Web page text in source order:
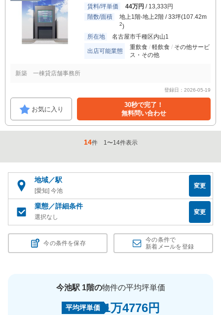
賃料/坪単価
44万円 / 13,333円
階数/面積
地上1階-地上2階 / 33坪(107.42m
2)
所在地
名古屋市千種区内山1
出店可能業態
重飲食 軽飲食
その他サービ
ス・その他
新築 一棟貸店舗事務所
登録日：2026-05-19
お気に入り
30秒で完了！
無料問い合わせ
14件 1〜14件表示
地域／駅
[愛知] 今池
変更
業態／詳細条件
選択なし
変更
今の条件を保存
今の条件で
新着メールを登録
今池駅 1階の物件の平均坪単価
平均坪単価 1万4776円